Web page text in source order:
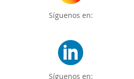
Síguenos en:
Síguenos en: